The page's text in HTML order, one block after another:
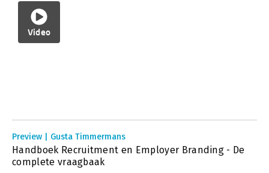
Video
Preview | Gusta Timmermans
Handboek Recruitment en Employer Branding - De
complete vraagbaak